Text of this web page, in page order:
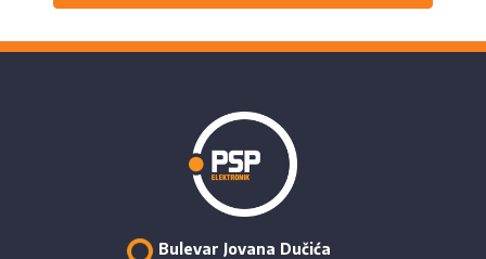
Bulevar Jovana Dučića